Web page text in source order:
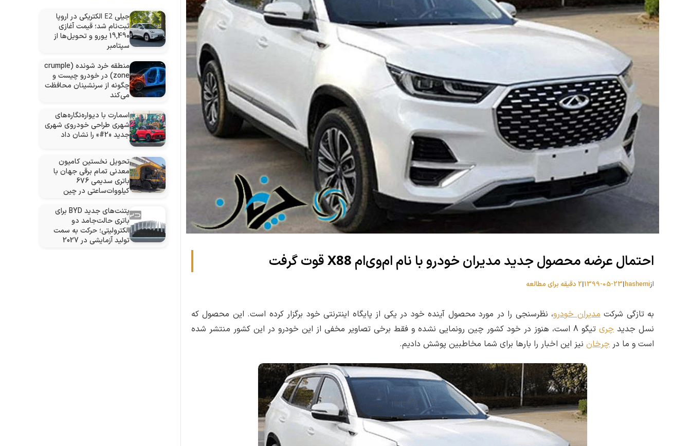
احتمال عرضه محصول جدید مدیران خودرو با نام ام‌وی‌ام X88 قوت گرفت
ازhashemi
|
1399-05-23
|2 دقیقه برای مطالعه
به تازگی شرکتمدیران خودرو، نظرسنجی را در مورد محصول آینده خود در یکی از پایگاه اینترنتی خود برگزار کرده است. این محصول که
نسل جدید چری
تیگو 8 است، هنوز در خود کشور چین رونمایی نشده و فقط برخی تصاویر مخفی از این خودرو در این کشور منتشر شده
است و ما در چرخان نیز این اخبار را بارها برای شما مخاطبین پوشش دادیم.
جیلیE2 الکتریکی در اروپا
ثبت‌نام شد؛ قیمت آغازی
19,490 یورو و تحویل‌ها از
سپتامبر
منطقه خرد شونده (crumple
zone) در خودرو چیست و
چگونه از سرنشینان محافظت
می‌کند
اسمارت با دیواره‌نگاره‌های
شهری طراحی خودروی شهری
جدید «2#» را نشان داد
تحویل نخستین کامیون
معدنی تمام برقی جهان با
باتری سدیمی 676
کیلووات‌ساعتی در چین
پتنت‌های جدید BYD برای
باتری حالت‌جامد دو
الکترولیتی؛ حرکت به سمت
تولید آزمایشی در 2027